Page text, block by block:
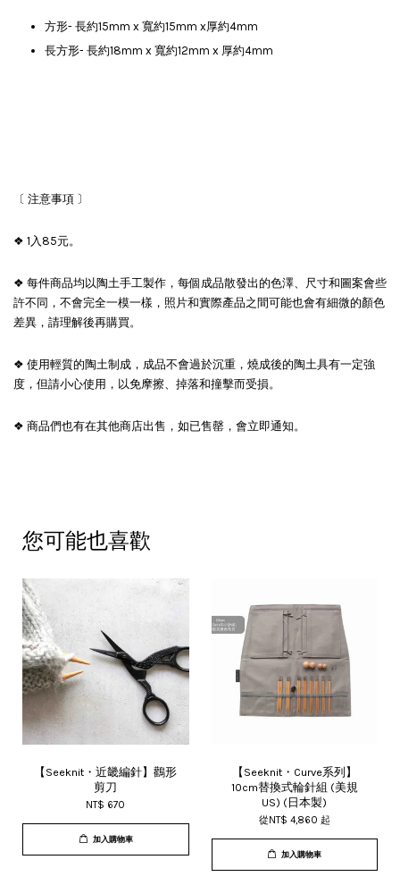
方形- 長約15mm x 寬約15mm x厚約4mm
長方形- 長約18mm x 寬約12mm x 厚約4mm
〔 注意事項 〕
❖ 1入85元。
❖ 每件商品均以陶土手工製作，每個成品散發出的色澤、尺寸和圖案會些
許不同，不會完全一模一樣，照片和實際產品之間可能也會有細微的顏色
差異，請理解後再購買。
❖ 使用輕質的陶土制成，成品不會過於沉重，燒成後的陶土具有一定強
度，但請小心使用，以免摩擦、掉落和撞擊而受損。
❖ 商品們也有在其他商店出售，如已售罄，會立即通知。
您可能也喜歡
【Seeknit・近畿編針】鸛形
剪刀
NT$ 670
加入購物車
【Seeknit・Curve系列】
10cm替換式輪針組 (美規
US) (日本製)
從 NT$ 4,860 起
加入購物車